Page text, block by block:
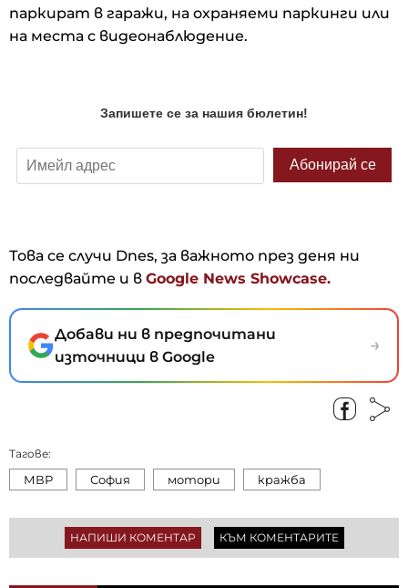
паркират в гаражи, на охраняеми паркинги или
на места с видеонаблюдение.
Това се случи Dnes, за важното през деня ни
последвайте и в Google News Showcase.
Добави ни в предпочитани
източници в Google
→
Тагове:
МВР София мотори кражба
НАПИШИ КОМЕНТАР КЪМ КОМЕНТАРИТЕ